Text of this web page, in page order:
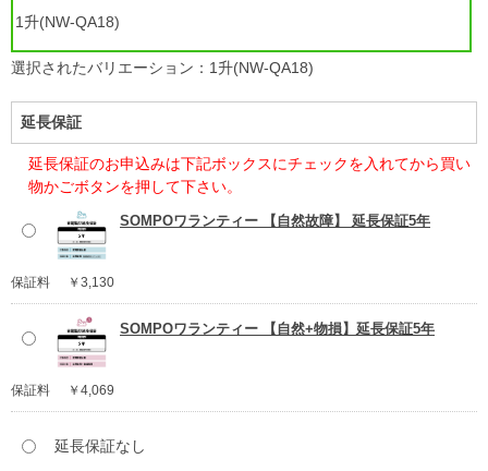
1升(NW-QA18)
選択されたバリエーション：1升(NW-QA18)
延長保証
延長保証のお申込みは下記ボックスにチェックを入れてから買い
物かごボタンを押して下さい。
SOMPOワランティー 【自然故障】 延長保証5年
保証料 ￥3,130
SOMPOワランティー 【自然+物損】延長保証5年
保証料 ￥4,069
延長保証なし